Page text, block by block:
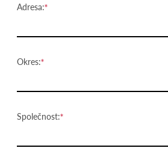
Adresa:
Okres:
Společnost: